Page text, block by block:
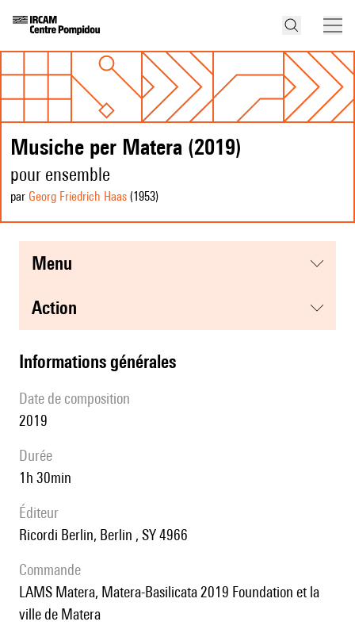
Musiche per Matera (2019)
pour ensemble
par Georg Friedrich Haas (1953)
menu
action
informations générales
date de composition
2019
durée
1h 30min
éditeur
Ricordi Berlin, Berlin , SY 4966
Commande
LAMS Matera, Matera-Basilicata 2019 Foundation et la
ville de Matera